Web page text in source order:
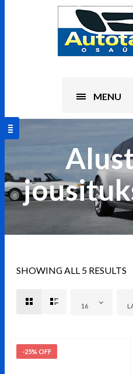
MENU
SHOWING ALL 5 RESULTS
16
-25% OFF